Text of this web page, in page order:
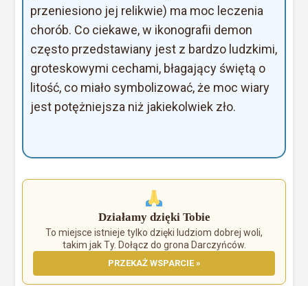
przeniesiono jej relikwie) ma moc leczenia
chorób. Co ciekawe, w ikonografii demon
często przedstawiany jest z bardzo ludzkimi,
groteskowymi cechami, błagający świętą o
litość, co miało symbolizować, że moc wiary
jest potężniejsza niż jakiekolwiek zło.
Działamy dzięki Tobie
To miejsce istnieje tylko dzięki ludziom dobrej woli,
takim jak Ty. Dołącz do grona Darczyńców.
PRZEKAŻ WSPARCIE »